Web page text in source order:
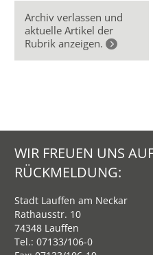
Archiv verlassen und
aktuelle Artikel der
Rubrik anzeigen.
WIR FREUEN UNS
RÜCKMELDUNG:
Stadt Lauffen am Neckar
Rathausstr. 10
74348 Lauffen
Tel.: 07133/106-0